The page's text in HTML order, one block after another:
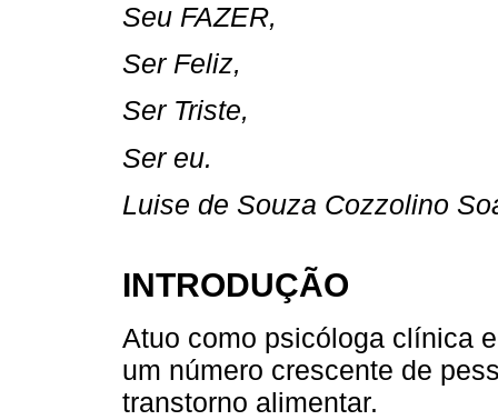
Seu FAZER,
Ser Feliz,
Ser Triste,
Ser eu.
Luise de Souza Cozzolino
INTRODUÇÃO
Atuo como psicóloga clínica
um número crescente de
transtorno alimentar.